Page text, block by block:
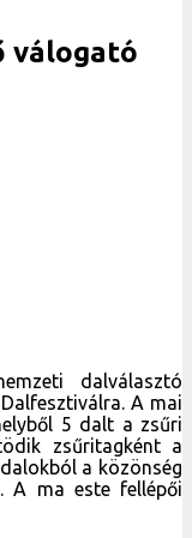
válogató
dalválasztó
A mai
5 dalt a zsűri
zsűritagként a
a közönség
A ma este fellépői